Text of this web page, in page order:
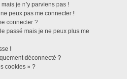
je n’y parviens pas !
peux pas me connecter !
connecter ?
passé mais je ne peux plus me
!
déconnecté ?
cookies » ?